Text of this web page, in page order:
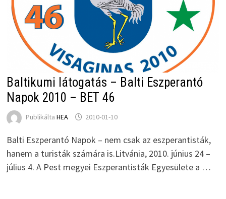
Baltikumi látogatás – Balti Eszperantó
Napok 2010 – BET 46
Publikálta HEA 2010-01-10
Balti Eszperantó Napok – nem csak az eszperantisták,
hanem a turisták számára is.Litvánia, 2010. június 24 –
július 4. A Pest megyei Eszperantisták Egyesülete a …